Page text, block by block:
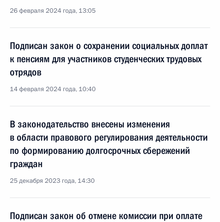
26 февраля 2024 года, 13:05
Подписан закон о сохранении социальных доплат
к пенсиям для участников студенческих трудовых
отрядов
14 февраля 2024 года, 10:40
В законодательство внесены изменения
в области правового регулирования деятельности
по формированию долгосрочных сбережений
граждан
25 декабря 2023 года, 14:30
Подписан закон об отмене комиссии при оплате